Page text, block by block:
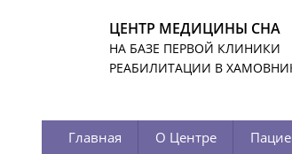
ЦЕНТР МЕДИЦИНЫ СНА
НА БАЗЕ ПЕРВОЙ КЛИНИКИ
РЕАБИЛИТАЦИИ В
Главная О Центре